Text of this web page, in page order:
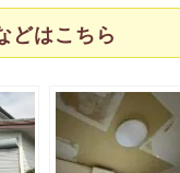
どはこちら